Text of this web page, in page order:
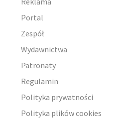
Portal
Zespół
Wydawnictwa
Patronaty
Regulamin
Polityka prywatności
Polityka plików cookies